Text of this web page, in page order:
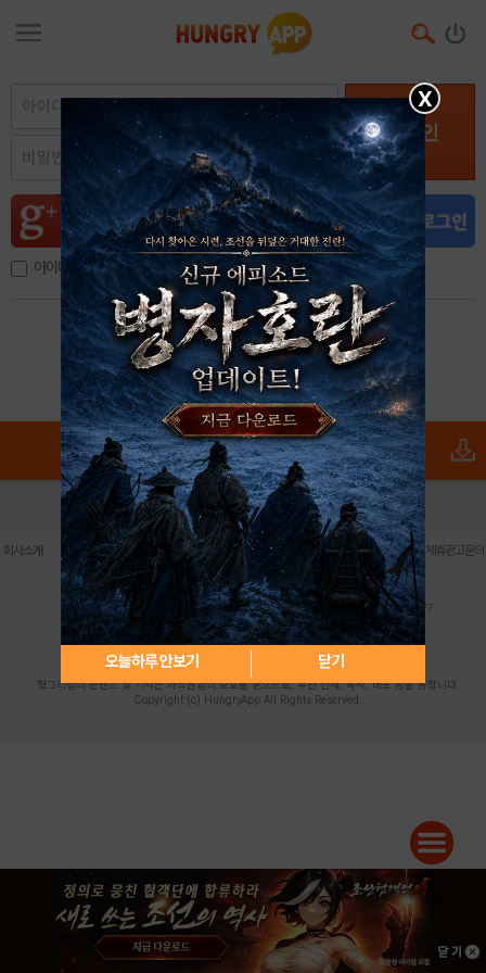
로그인
아이디, 이메일 저장
아이디 / 비밀번호 찾기 회원가입
X
오늘하루 안보기 닫기
로그인 PC버전 전체앱
회사소개 이용약관 | 개인정보 처리방침 | 청소년 보호정책 | 불법촬영물 신고센터 | 제휴광고문의
사업자등록번호:119-86-61101 (주)스마트나우 대표이사:송현두
주소: 서울시 금천구 가산디지털1로 171 연락처:063-284-8635 팩스:02-6265-0377
청소년보호책임자:김동욱desk@hungryapp.co.kr
등록번호:서울아02322 | 등록일자:2016년4월25일
발행인:(주)스마트나우 송현두 | 편집인:김동욱
헝그리앱의 콘텐츠 및 기사는 저작권법의 보호를 받으므로, 무단 전재, 복사, 배포 등을 금합니다.
Copyright (c) HungryApp All Rights Reserved.